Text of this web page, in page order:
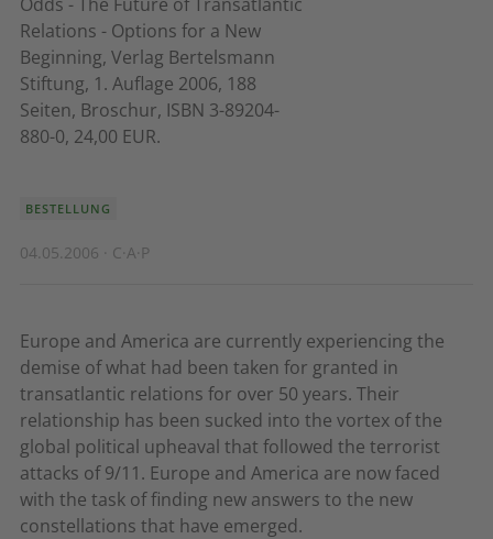
Relations - Options for a New
Beginning, Verlag Bertelsmann
Stiftung, 1. Auflage 2006, 188
Seiten, Broschur, ISBN 3-89204-
880-0, 24,00 EUR.
BESTELLUNG
04.05.2006 · C·A·P
Europe and America are currently experiencing the
demise of what had been taken for granted in
transatlantic relations for over 50 years. Their
relationship has been sucked into the vortex of the
global political upheaval that followed the terrorist
attacks of 9/11. Europe and America are now faced
with the task of finding new answers to the new
constellations that have emerged.